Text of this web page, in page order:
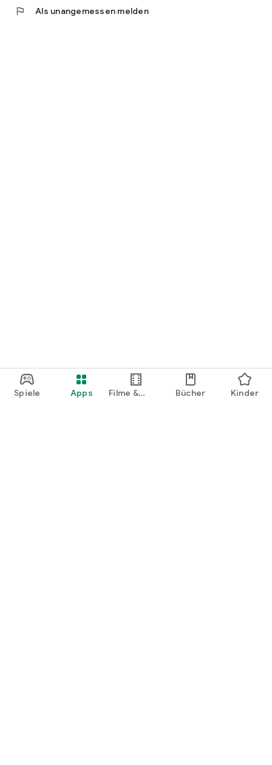
Spiele Apps
Filme &
Bücher Kinder
flag Als unangemessen melden